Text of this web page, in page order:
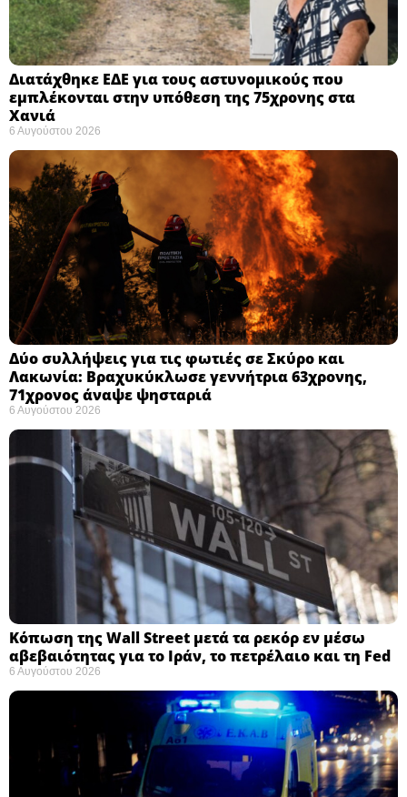
Διατάχθηκε ΕΔΕ για τους αστυνομικούς που
εμπλέκονται στην υπόθεση της 75χρονης στα
Χανιά
6 Αυγούστου 2026
Δύο συλλήψεις για τις φωτιές σε Σκύρο και
Λακωνία: Βραχυκύκλωσε γεννήτρια 63χρονης,
71χρονος άναψε ψησταριά
6 Αυγούστου 2026
Κόπωση της Wall Street μετά τα ρεκόρ εν μέσω
αβεβαιότητας για το Ιράν, το πετρέλαιο και τη Fed
6 Αυγούστου 2026